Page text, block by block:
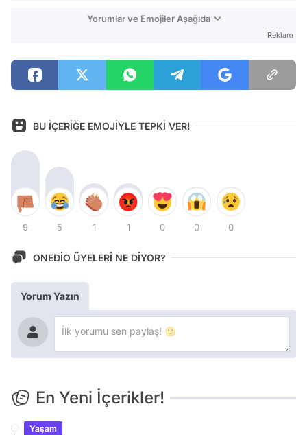
Yorumlar ve Emojiler Aşağıda
Reklam
BU İÇERİĞE EMOJİYLE TEPKİ VER!
9 5 1 1 0 0 0
ONEDİO ÜYELERİ NE DİYOR?
Yorum Yazın
En Yeni İçerikler!
Yaşam